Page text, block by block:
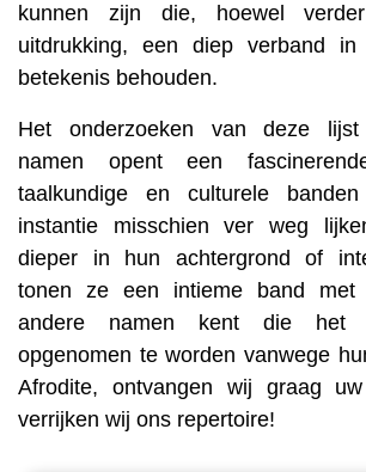
kunnen zijn die, hoewel
uitdrukking, een diep verband in
betekenis behouden.
Het onderzoeken van deze
namen opent een
taalkundige en culturele
instantie misschien ver weg
dieper in hun achtergrond of
tonen ze een intieme band met
andere namen kent die het
opgenomen te worden vanwege
Afrodite, ontvangen wij graag
verrijken wij ons repertoire!